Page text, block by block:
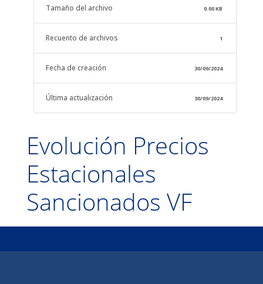
Tamaño del archivo 0.00 KB
Recuento de archivos 1
Fecha de creación 30/09/2024
Última actualización 30/09/2024
Evolución Precios
Estacionales
Sancionados VF